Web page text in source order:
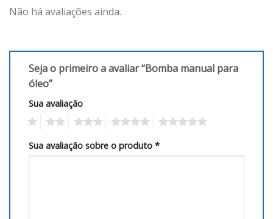
Não há avaliações ainda.
Seja o primeiro a avaliar “Bomba manual para
óleo”
Sua avaliação
Sua avaliação sobre o produto *